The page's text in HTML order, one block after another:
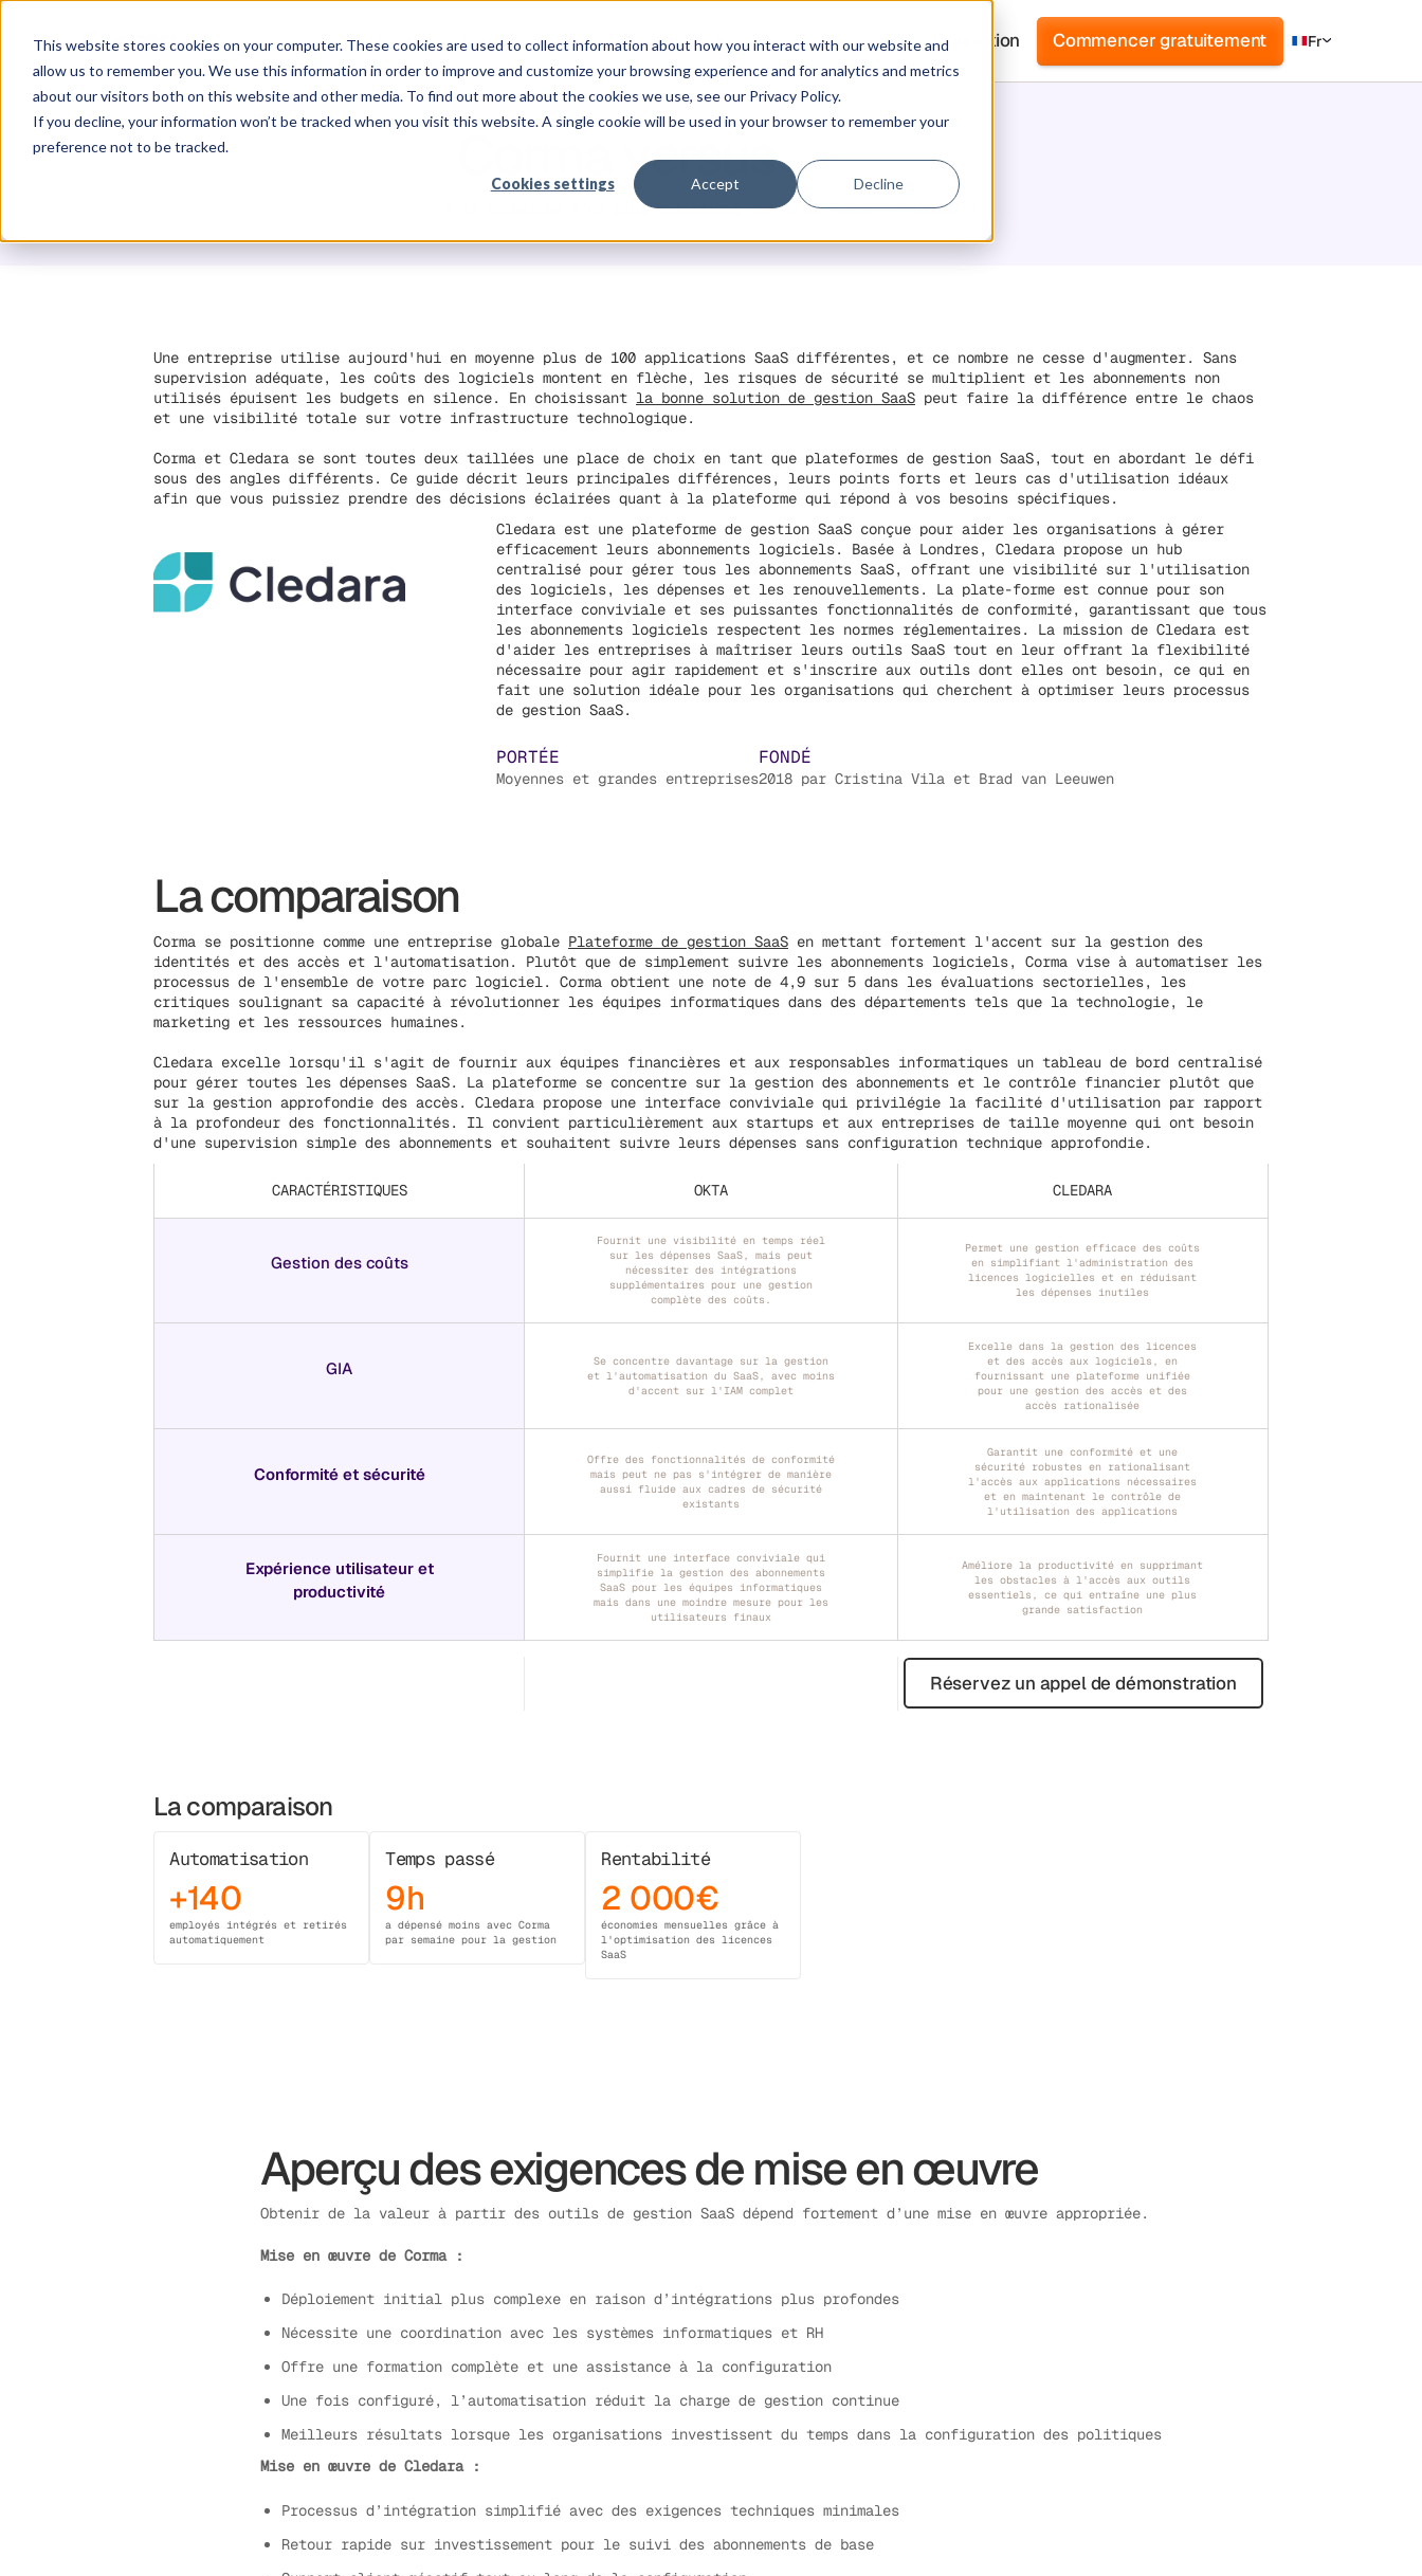
This website stores cookies on your computer. These cookies are used to collect information about how you interact with our website and
allow us to remember you. We use this information in order to improve and customize your browsing experience and for analytics and metrics
about our visitors both on this website and other media. To find out more about the cookies we use, see our Privacy Policy.
If you decline, your information won’t be tracked when you visit this website. A single cookie will be used in your browser to remember your
preference not to be tracked.
Cookies settings Accept Decline
Solution Platforme Clients Tarification Ressources Entreprise Connexion Commencer gratuitement Fr
Corma versusCledara
plus holistiqueune alternative à Cledara ?
Une entreprise utilise aujourd'hui en moyenne plus de 100 applications SaaS différentes, et ce nombre ne cesse d'augmenter. Sans
supervision adéquate, les coûts des logiciels montent en flèche, les risques de sécurité se multiplient et les abonnements non
utilisés épuisent les budgets en silence. En choisissant la bonne solution de gestion SaaS peut faire la différence entre le chaos
et une visibilité totale sur votre infrastructure technologique.
Corma et Cledara se sont toutes deux taillées une place de choix en tant que plateformes de gestion SaaS, tout en abordant le défi
sous des angles différents. Ce guide décrit leurs principales différences, leurs points forts et leurs cas d'utilisation idéaux
afin que vous puissiez prendre des décisions éclairées quant à la plateforme qui répond à vos besoins spécifiques.
Cledara est une plateforme de gestion SaaS conçue pour aider les organisations à gérer
efficacement leurs abonnements logiciels. Basée à Londres, Cledara propose un hub
centralisé pour gérer tous les abonnements SaaS, offrant une visibilité sur l'utilisation
des logiciels, les dépenses et les renouvellements. La plate-forme est connue pour son
interface conviviale et ses puissantes fonctionnalités de conformité, garantissant que tous
les abonnements logiciels respectent les normes réglementaires. La mission de Cledara est
d'aider les entreprises à maîtriser leurs outils SaaS tout en leur offrant la flexibilité
nécessaire pour agir rapidement et s'inscrire aux outils dont elles ont besoin, ce qui en
fait une solution idéale pour les organisations qui cherchent à optimiser leurs processus
de gestion SaaS.
PORTÉE
Moyennes et grandes entreprises
FONDÉ
2018 par Cristina Vila et Brad van Leeuwen
La comparaison
Corma se positionne comme une entreprise globale Plateforme de gestion SaaS en mettant fortement l'accent sur la gestion des
identités et des accès et l'automatisation. Plutôt que de simplement suivre les abonnements logiciels, Corma vise à automatiser les
processus de l'ensemble de votre parc logiciel. Corma obtient une note de 4,9 sur 5 dans les évaluations sectorielles, les
critiques soulignant sa capacité à révolutionner les équipes informatiques dans des départements tels que la technologie, le
marketing et les ressources humaines.
Cledara excelle lorsqu'il s'agit de fournir aux équipes financières et aux responsables informatiques un tableau de bord centralisé
pour gérer toutes les dépenses SaaS. La plateforme se concentre sur la gestion des abonnements et le contrôle financier plutôt que
sur la gestion approfondie des accès. Cledara propose une interface conviviale qui privilégie la facilité d'utilisation par rapport
à la profondeur des fonctionnalités. Il convient particulièrement aux startups et aux entreprises de taille moyenne qui ont besoin
d'une supervision simple des abonnements et souhaitent suivre leurs dépenses sans configuration technique approfondie.
CARACTÉRISTIQUES OKTA CLEDARA
Gestion des coûts
Fournit une visibilité en temps réel
sur les dépenses SaaS, mais peut
nécessiter des intégrations
supplémentaires pour une gestion
complète des coûts.
Permet une gestion efficace des coûts
en simplifiant l'administration des
licences logicielles et en réduisant
les dépenses inutiles
GIA
Se concentre davantage sur la gestion
et l'automatisation du SaaS, avec moins
d'accent sur l'IAM complet
Excelle dans la gestion des licences
et des accès aux logiciels, en
fournissant une plateforme unifiée
pour une gestion des accès et des
accès rationalisée
Conformité et sécurité
Offre des fonctionnalités de conformité
mais peut ne pas s'intégrer de manière
aussi fluide aux cadres de sécurité
existants
Garantit une conformité et une
sécurité robustes en rationalisant
l'accès aux applications nécessaires
et en maintenant le contrôle de
l'utilisation des applications
Expérience utilisateur et
productivité
Fournit une interface conviviale qui
simplifie la gestion des abonnements
SaaS pour les équipes informatiques
mais dans une moindre mesure pour les
utilisateurs finaux
Améliore la productivité en supprimant
les obstacles à l'accès aux outils
essentiels, ce qui entraîne une plus
grande satisfaction
Réservez un appel de démonstration
La comparaison
Automatisation
+140
employés intégrés et retirés
automatiquement
Temps passé
9h
a dépensé moins avec Corma
par semaine pour la gestion
Rentabilité
2 000€
économies mensuelles grâce à
l'optimisation des licences
SaaS
Aperçu des exigences de mise en œuvre
Obtenir de la valeur à partir des outils de gestion SaaS dépend fortement d’une mise en œuvre appropriée.
Mise en œuvre de Corma :
Déploiement initial plus complexe en raison d’intégrations plus profondes
Nécessite une coordination avec les systèmes informatiques et RH
Offre une formation complète et une assistance à la configuration
Une fois configuré, l’automatisation réduit la charge de gestion continue
Meilleurs résultats lorsque les organisations investissent du temps dans la configuration des politiques
Mise en œuvre de Cledara :
Processus d’intégration simplifié avec des exigences techniques minimales
Retour rapide sur investissement pour le suivi des abonnements de base